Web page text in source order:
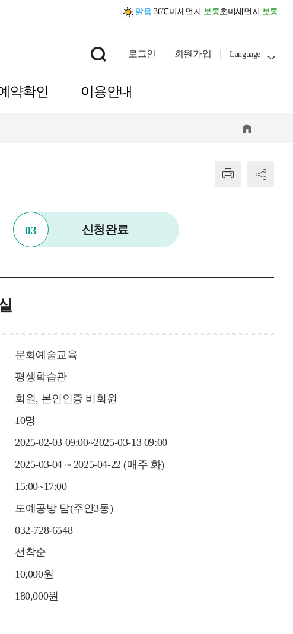
맑음 36℃미세먼지 보통초미세먼지 보통
약확인 이용안내
로그인 회원가입 Language
03 신청완료
문화예술교육
평생학습관
회원, 본인인증 비회원
10명
2025-02-03 09:00~2025-03-13 09:00
2025-03-04 ~ 2025-04-22 (매주 화)
15:00~17:00
도예공방 담(주안3동)
032-728-6548
선착순
10,000원
180,000원